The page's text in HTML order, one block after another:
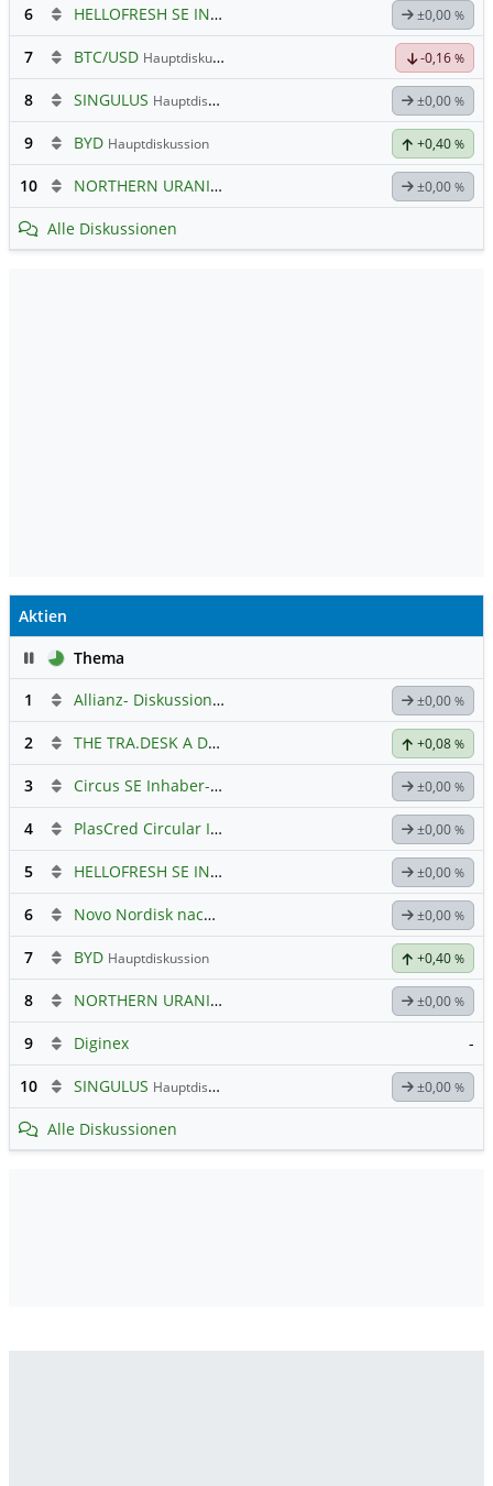
6 HELLOFRESH SE INH O.N. ±0,00 %
7 BTC/USD Hauptdiskussion -0,16 %
8 SINGULUS Hauptdiskussion ±0,00 %
9 BYD Hauptdiskussion +0,40 %
10 NORTHERN URANIUM ±0,00 %
Alle Diskussionen
Aktien
PauseThema
1
Allianz- Diskussion mit derminator ±0,00 %
2 THE TRA.DESK A DL-,000001 +0,08 %
3 Circus SE Inhaber-Akt ±0,00 %
4 PlasCred Circular Innovations ±0,00 %
5 HELLOFRESH SE INH O.N. ±0,00 %
6 Novo Nordisk nach Split ±0,00 %
7 BYD Hauptdiskussion +0,40 %
8 NORTHERN URANIUM ±0,00 %
9 Diginex -
10 SINGULUS Hauptdiskussion ±0,00 %
Alle Diskussionen